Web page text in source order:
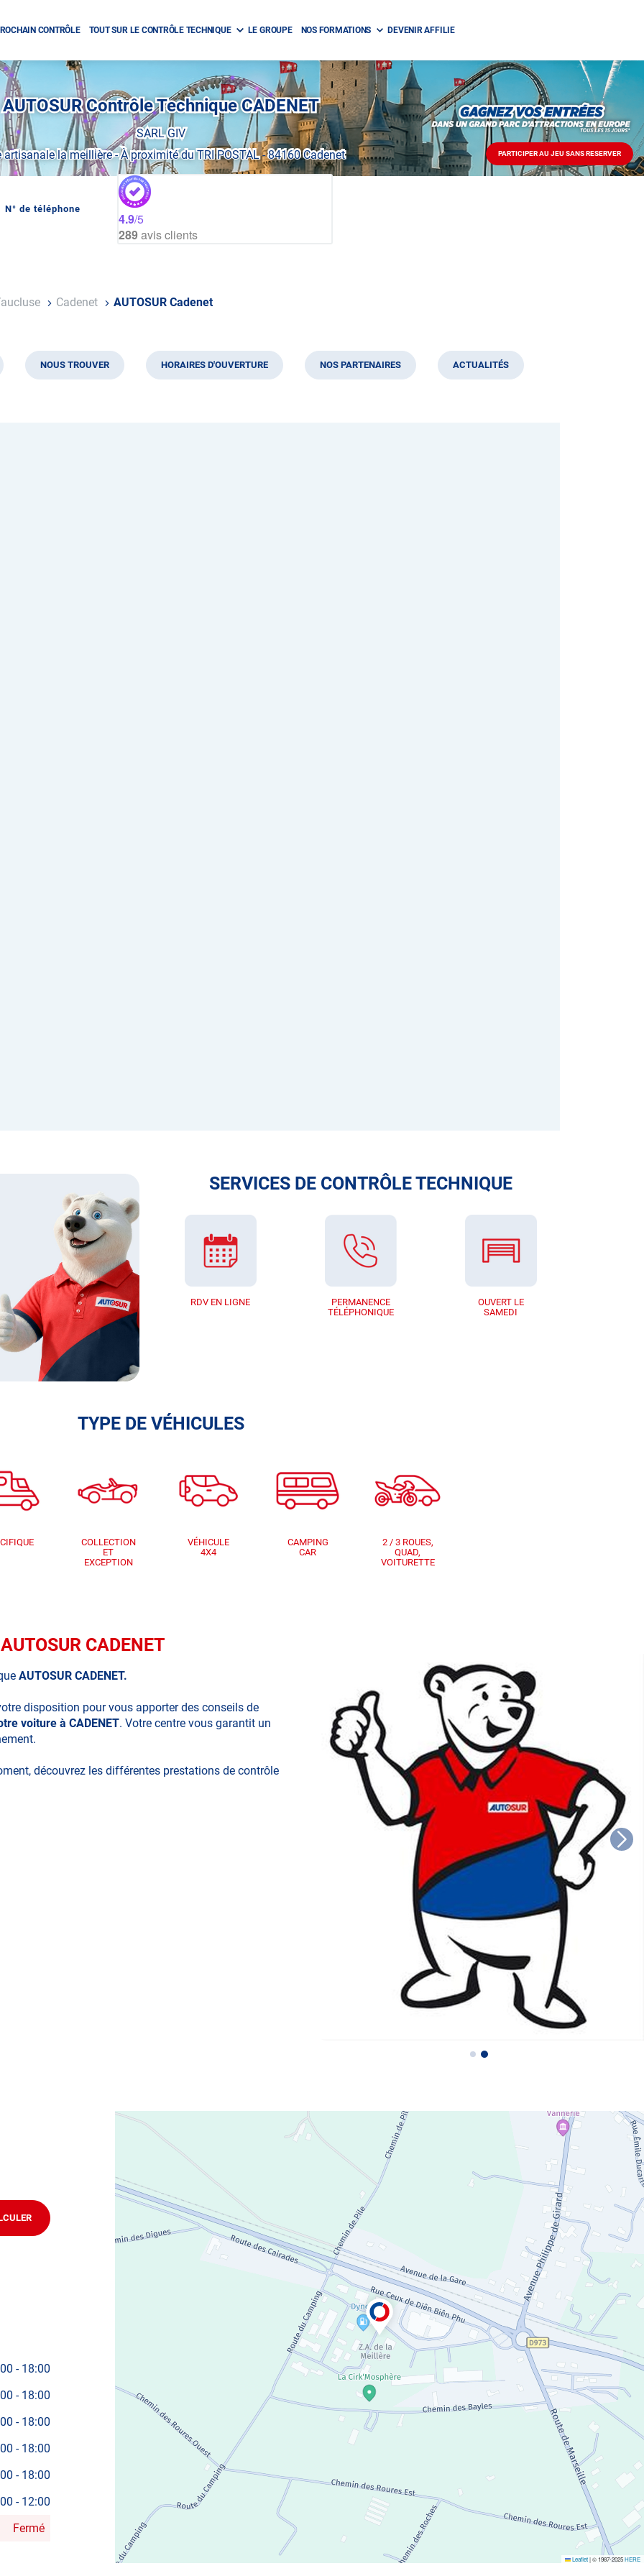
CONTRÔLE TOUT SUR LE CONTRÔLE TECHNIQUE LE GROUPE NOS FORMATIONS DEVENIR AFFILIE
PARTICIPER AU JEU SANS RESERVER
PARTICIPER
AU
JEU
AUTOSUR Contrôle Technique CADENET
SARL GIV
artisanale la meillière-À proximité du TRI POSTAL-84160 Cadenet
N° de téléphone
AFFICHER
CADENET
4.9/5
289avis clients
Cadenet AUTOSUR Cadenet
NOUS TROUVER HORAIRES D'OUVERTURE NOS PARTENAIRES ACTUALITÉS
SERVICES DE CONTRÔLE TECHNIQUE
RDV EN LIGNE
PERMANENCE
TÉLÉPHONIQUE
OUVERT LE
SAMEDI
TYPE DE VÉHICULES
COLLECTION
ET
EXCEPTION
VÉHICULE
4X4
CAMPING
CAR
2 / 3 ROUES,
QUAD,
VOITURETTE
CADENET
AUTOSUR CADENET.
disposition pour vous apporter des conseils de
voiture à CADENET. Votre centre vous garantit un
découvrez les différentes prestations de contrôle
JUSQU'AU
POINT
- 18:00
- 18:00
- 18:00
- 18:00
- 18:00
- 12:00
Fermé
Leaflet|© 1987-2025HERE